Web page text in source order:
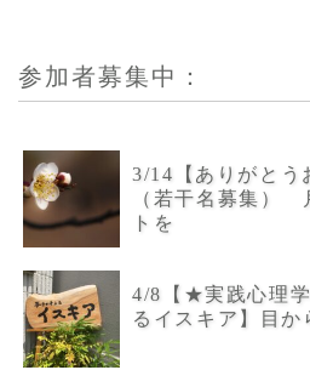
参加者募集中：
3/14【ありがとう
（若干名募集）
トを
4/8【★実践心理
るイスキア】目か